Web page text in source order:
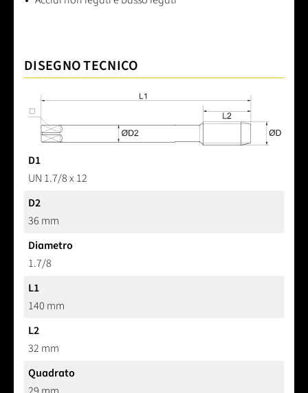
DISEGNO TECNICO
D1
UN 1.7/8 x 12
D2
36 mm
Diametro
1.7/8
L1
140 mm
L2
32 mm
Quadrato